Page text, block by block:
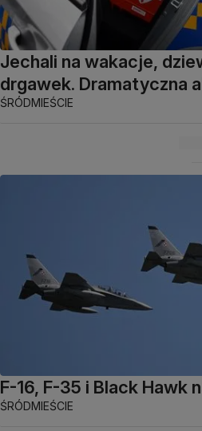
Jechali na wakacje,
drgawek. Dramatyczna
ŚRÓDMIEŚCIE
F-16, F-35 i Black Hawk
ŚRÓDMIEŚCIE